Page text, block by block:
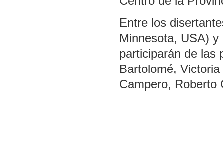
Entre los
Minnesota, USA)
participarán de las
Bartolomé,
Campero, Roberto